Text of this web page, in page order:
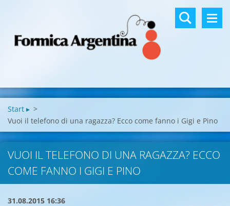
Start ▸ >
Vuoi il telefono di una ragazza? Ecco come fanno i Gigi e Pino
VUOI IL TELEFONO DI UNA RAGAZZA? ECCO
COME FANNO I GIGI E PINO
31.08.2015 16:36